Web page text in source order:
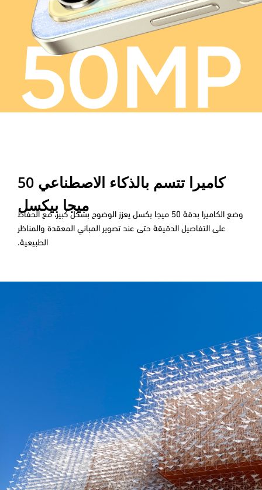
50MP
كاميرا تتسم بالذكاء الاصطناعي 50
ميجا بيكسل
وضع الكاميرا بدقة 50 ميجا بكسل يعزز الوضوح بشكل كبير، مع الحفاظ
على التفاصيل الدقيقة حتى عند تصوير المباني المعقدة والمناظر
الطبيعية.